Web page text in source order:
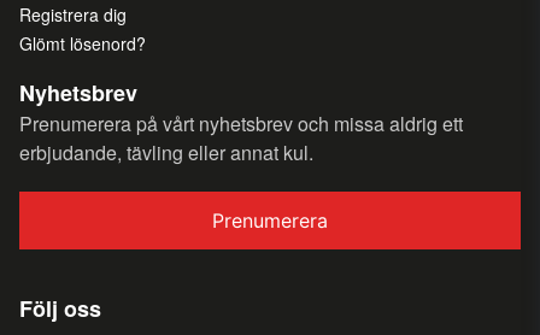
Registrera dig
Glömt lösenord?
Nyhetsbrev
Prenumerera på vårt nyhetsbrev och missa aldrig ett
erbjudande, tävling eller annat kul.
Prenumerera
Följ oss